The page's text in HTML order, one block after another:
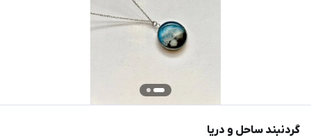
گردنبند ساحل و دریا